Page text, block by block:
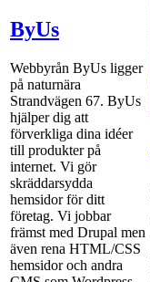
ByUs
Webbyrån ByUs ligger
på naturnära
Strandvägen 67. ByUs
hjälper dig att
förverkliga dina idéer
till produkter på
internet. Vi gör
skräddarsydda
hemsidor för ditt
företag. Vi jobbar
främst med Drupal men
även rena HTML/CSS
hemsidor och andra